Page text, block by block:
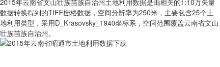
2015年云南省文山壮族苗族自治州土地利用数据是由相关的1:10万矢量
数据转换得到的TIFF栅格数据，空间分辨率为250米，主要包含25个土
地利用类型，采用D_Krasovsky_1940坐标系，空间范围覆盖云南省文山
壮族苗族自治州。